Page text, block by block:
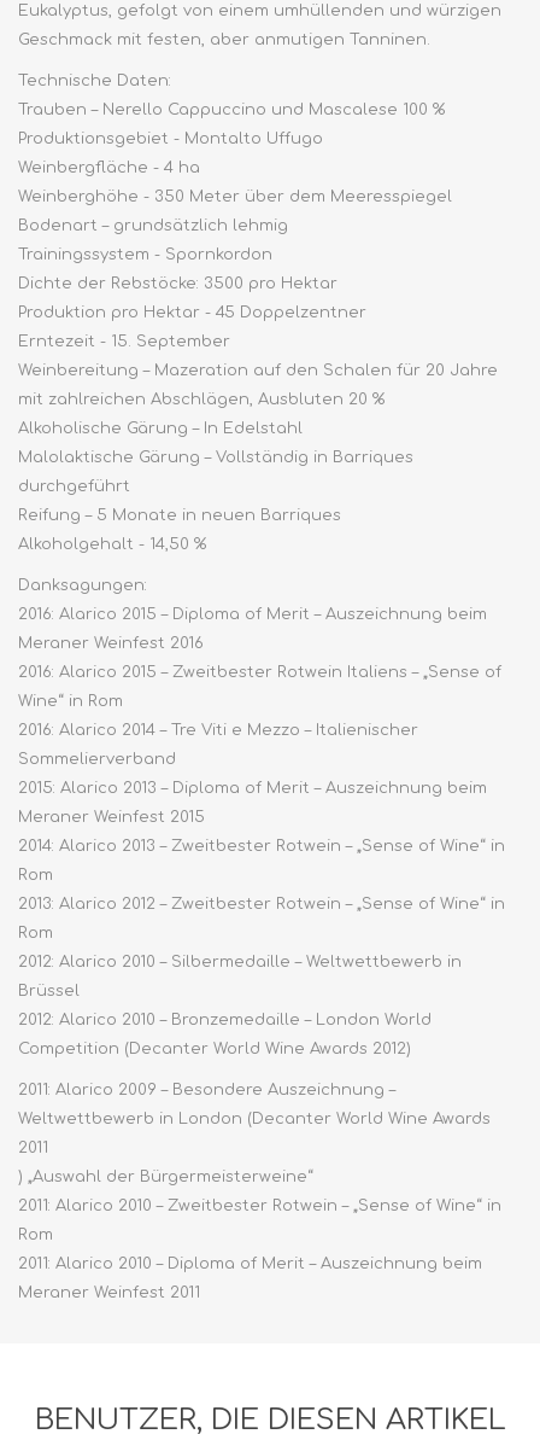
Eukalyptus, gefolgt von einem umhüllenden und würzigen
Geschmack mit festen, aber anmutigen Tanninen.
Technische Daten:
Trauben – Nerello Cappuccino und Mascalese 100 %
Produktionsgebiet - Montalto Uffugo
Weinbergfläche - 4 ha
Weinberghöhe - 350 Meter über dem Meeresspiegel
Bodenart – grundsätzlich lehmig
Trainingssystem - Spornkordon
Dichte der Rebstöcke: 3500 pro Hektar
Produktion pro Hektar - 45 Doppelzentner
Erntezeit - 15. September
Weinbereitung – Mazeration auf den Schalen für 20 Jahre
mit zahlreichen Abschlägen, Ausbluten 20 %
Alkoholische Gärung – In Edelstahl
Malolaktische Gärung – Vollständig in Barriques
durchgeführt
Reifung – 5 Monate in neuen Barriques
Alkoholgehalt - 14,50 %
Danksagungen:
2016: Alarico 2015 – Diploma of Merit – Auszeichnung beim
Meraner Weinfest 2016
2016: Alarico 2015 – Zweitbester Rotwein Italiens – „Sense of
Wine“ in Rom
2016: Alarico 2014 – Tre Viti e Mezzo – Italienischer
Sommelierverband
2015: Alarico 2013 – Diploma of Merit – Auszeichnung beim
Meraner Weinfest 2015
2014: Alarico 2013 – Zweitbester Rotwein – „Sense of Wine“ in
Rom
2013: Alarico 2012 – Zweitbester Rotwein – „Sense of Wine“ in
Rom
2012: Alarico 2010 – Silbermedaille – Weltwettbewerb in
Brüssel
2012: Alarico 2010 – Bronzemedaille – London World
Competition (Decanter World Wine Awards 2012)
2011: Alarico 2009 – Besondere Auszeichnung –
Weltwettbewerb in London (Decanter World Wine Awards
2011
) „Auswahl der Bürgermeisterweine“
2011: Alarico 2010 – Zweitbester Rotwein – „Sense of Wine“ in
Rom
2011: Alarico 2010 – Diploma of Merit – Auszeichnung beim
Meraner Weinfest 2011
BENUTZER, DIE DIESEN ARTIKEL